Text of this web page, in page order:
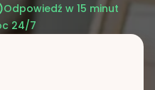
Odpowiedź w 15 minut
24/7